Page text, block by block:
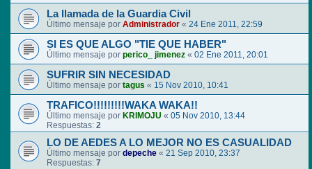
La llamada de la Guardia Civil
Último mensaje por Administrador « 24 Ene 2011, 22:59
SI ES QUE ALGO "TIE QUE HABER"
Último mensaje por perico_ jimenez « 02 Ene 2011, 20:01
SUFRIR SIN NECESIDAD
Último mensaje por tagus « 15 Nov 2010, 10:41
TRAFICO!!!!!!!!!WAKA WAKA!!
Último mensaje por KRIMOJU « 05 Nov 2010, 13:44
Respuestas: 2
LO DE AEDES A LO MEJOR NO ES CASUALIDAD
Último mensaje por depeche « 21 Sep 2010, 23:37
Respuestas: 7